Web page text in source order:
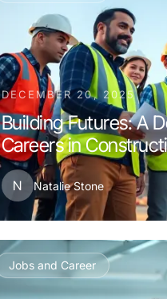
DECEMBER 20, 2025
Building Futures: A
Careers in
N Natalie Stone
Jobs and Career